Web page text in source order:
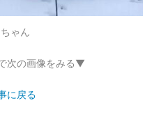
ゃん
次の画像をみる▼
に戻る